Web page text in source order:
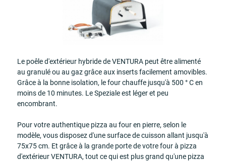
Le poêle d'extérieur hybride de VENTURA peut être alimenté
au granulé ou au gaz grâce aux inserts facilement amovibles.
Grâce à la bonne isolation, le four chauffe jusqu'à 500 ° C en
moins de 10 minutes. Le Speziale est léger et peu
encombrant.
Pour votre authentique pizza au four en pierre, selon le
modèle, vous disposez d'une surface de cuisson allant jusqu'à
75x75 cm. Et grâce à la grande porte de votre four à pizza
d'extérieur VENTURA, tout ce qui est plus grand qu'une pizza